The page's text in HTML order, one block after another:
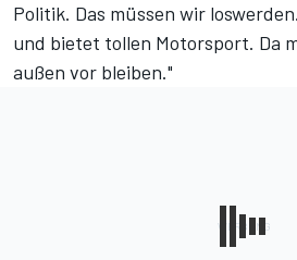
Politik. Das müssen wir
und bietet tollen Motorsport. Da
außen vor bleiben."